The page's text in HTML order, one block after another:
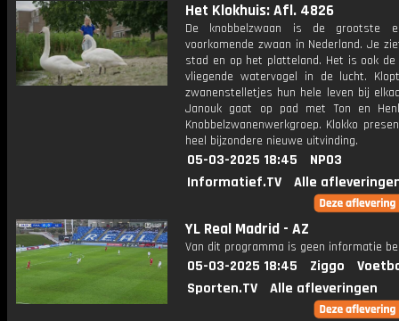
Het Klokhuis: Afl. 4826
De knobbelzwaan is de grootste
voorkomende zwaan in Nederland. Je
stad en op het platteland. Het is ook
vliegende watervogel in de lucht.
zwanenstelletjes hun hele leven bij
Janouk gaat op pad met Ton en
Knobbelzwanenwerkgroep. Klokko
heel bijzondere nieuwe uitvinding.
05-03-2025 18:45
NPO3
Informatief.TV
Alle
YL Real Madrid - AZ
Van dit programma is geen informatie
05-03-2025 18:45 Ziggo
Sporten.TV
Alle afleveringen